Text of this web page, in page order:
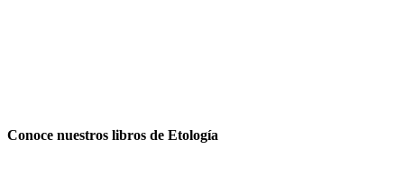
Conoce nuestros libros de Etología